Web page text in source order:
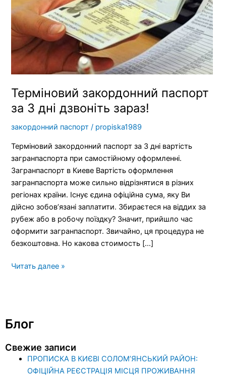
Терміновий закордонний паспорт
за 3 дні дзвоніть зараз!
закордонний паспорт / propiska1989
Терміновий закордонний паспорт за 3 дні вартість
загранпаспорта при самостійному оформленні.
Загранпаспорт в Киеве Вартість оформлення
загранпаспорта може сильно відрізнятися в різних
регіонах країни. Існує єдина офіційна сума, яку Ви
дійсно зобов’язані заплатити. Збираєтеся на віддих за
рубеж або в робочу поїздку? Значит, прийшло час
оформити загранпаспорт. Звичайно, ця процедура не
безкоштовна. Но какова стоимость […]
зараз!
Читать далее »
Блог
Свежие записи
ПРОПИСКА В КИЄВІ СОЛОМ’ЯНСЬКИЙ РАЙОН:
ОФІЦІЙНА РЕЄСТРАЦІЯ МІСЦЯ ПРОЖИВАННЯ